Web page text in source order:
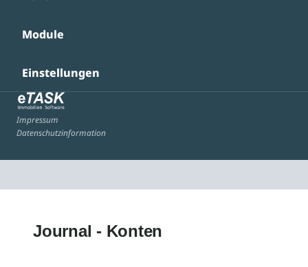
Module
Einstellungen
Impressum
Datenschutzinformation
Journal - Konten